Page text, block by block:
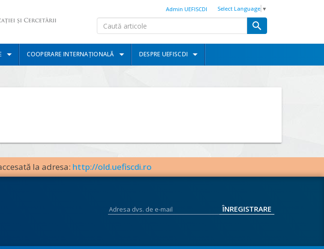
Select Language ▼
Admin UEFISCDI
COOPERARE INTERNAȚIONALĂ DESPRE UEFISCDI
la adresa: http://old.uefiscdi.ro